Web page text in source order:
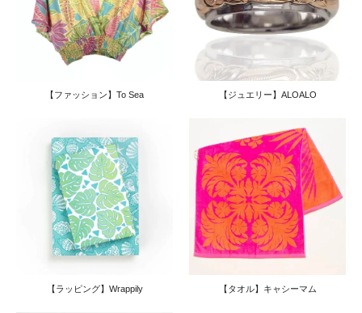
アロハシャツ フラ＆ファッション ヘア飾り・ハットなど
【ジュエリー＆アクセサリー】
【アート】
レジンアート
Luana Ocean Art
フォト
Shoco Hi'lei
アートプリント
グラフィックアート
水彩画アート
田口悦子
木工アート
Hawaiianpaint KAN
ポーセラーツ
Lea Makana
【ファッション】To Sea 【ジュエリー】ALOALO
【ラッピング】Wrappily 【タオル】キャシーマム